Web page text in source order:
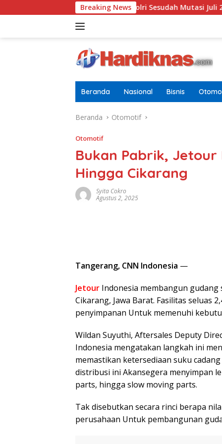
ke
Breaking News
Di Pusdokkes Polri Sesudah Mutasi Juli 2026
Beranda Nasional Bisnis
Beranda Otomotif
Otomotif
Bukan Pabrik, Jetour
Hingga Cikarang
Syita Cokro
Agustus 2, 2025
Tangerang, CNN Indonesia —
Jetour Indonesia membangun
Cikarang, Jawa Barat. Fasilitas seluas
penyimpanan Untuk memenuhi
Wildan Suyuthi, Aftersales Deputy
Indonesia mengatakan langkah ini
memastikan ketersediaan suku
distribusi ini Akansegera menyimpan
parts, hingga slow moving parts.
Tak disebutkan secara rinci berapa
perusahaan Untuk pembangunan